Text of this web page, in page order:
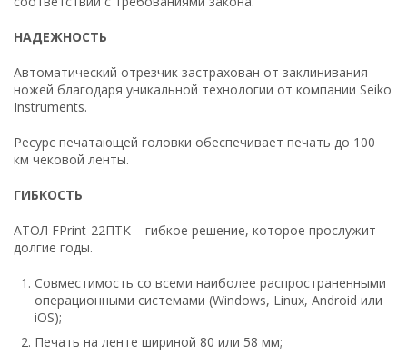
НАДЕЖНОСТЬ
Автоматический отрезчик застрахован от заклинивания
ножей благодаря уникальной технологии от компании Seiko
Instruments.
Ресурс печатающей головки обеспечивает печать до 100
км чековой ленты.
ГИБКОСТЬ
АТОЛ FPrint-22ПТК – гибкое решение, которое прослужит
долгие годы.
Совместимость со всеми наиболее распространенными
операционными системами (Windows, Linux, Android или
iOS);
Печать на ленте шириной 80 или 58 мм;